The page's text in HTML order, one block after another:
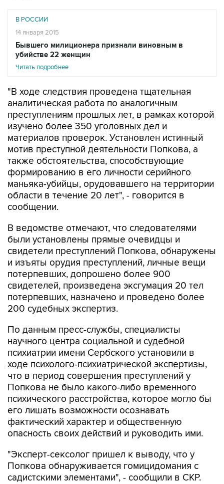
В РОССИИ
14 января 2015
Бывшего милиционера признали виновным в
убийстве 22 женщин
Читать подробнее
"В ходе следствия проведена тщательная
аналитическая работа по аналогичным
преступлениям прошлых лет, в рамках которой
изучено более 350 уголовных дел и
материалов проверок. Установлен истинный
мотив преступной деятельности Попкова, а
также обстоятельства, способствующие
формированию в его личности серийного
маньяка-убийцы, орудовавшего на территории
области в течение 20 лет", - говорится в
сообщении.
В ведомстве отмечают, что следователями
были установлены прямые очевидцы и
свидетели преступлений Попкова, обнаружены
и изъяты орудия преступлений, личные вещи
потерпевших, допрошено более 900
свидетелей, произведена эксгумация 20 тел
потерпевших, назначено и проведено более
200 судебных экспертиз.
По данным пресс-службы, специалисты
научного центра социальной и судебной
психиатрии имени Сербского установили в
ходе психолого-психиатрической экспертизы,
что в период совершения преступлений у
Попкова не было какого-либо временного
психического расстройства, которое могло бы
его лишать возможности осознавать
фактический характер и общественную
опасность своих действий и руководить ими.
"Эксперт-сексолог пришел к выводу, что у
Попкова обнаруживается гомицидомания с
садистскими элементами", - сообщили в СКР.